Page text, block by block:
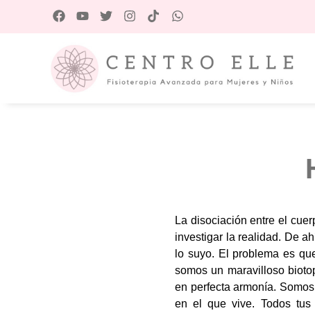
La disociación entre el
investigar la realidad. De
lo suyo. El problema es
somos un maravilloso
en perfecta armonía.
en el que vive. Todos tus